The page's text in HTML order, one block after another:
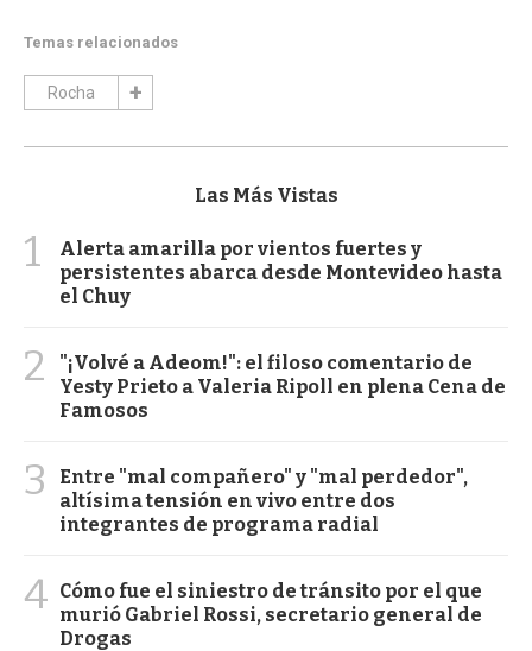
Temas relacionados
Rocha
Las Más Vistas
1
Alerta amarilla por vientos fuertes y
persistentes abarca desde Montevideo hasta
el Chuy
2
"¡Volvé a Adeom!": el filoso comentario de
Yesty Prieto a Valeria Ripoll en plena Cena de
Famosos
3
Entre "mal compañero" y "mal perdedor",
altísima tensión en vivo entre dos
integrantes de programa radial
4 Cómo fue el siniestro de tránsito por el que
murió Gabriel Rossi, secretario general de
Drogas